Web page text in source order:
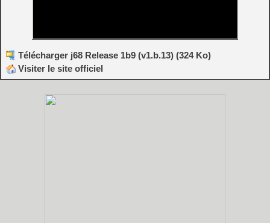
Télécharger j68 Release 1b9 (v1.b.13) (324 Ko)
Visiter le site officiel